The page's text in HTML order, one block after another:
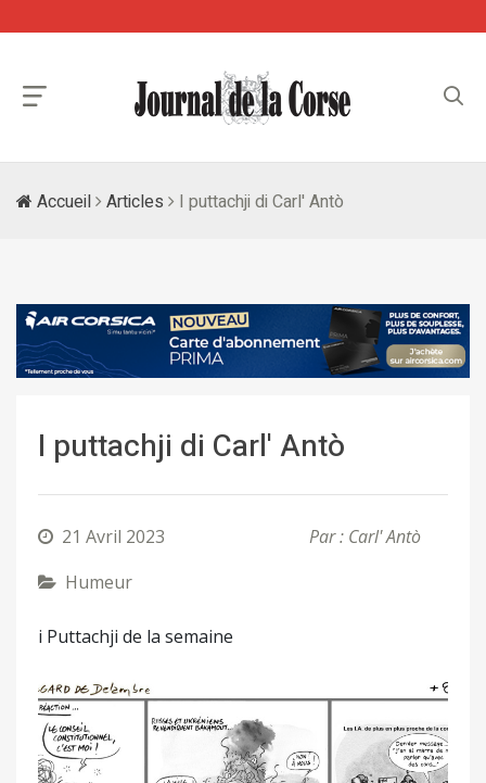
Accueil Articles I puttachji di Carl' Antò
I puttachji di Carl' Antò
21 Avril 2023
Par : Carl' Antò
Humeur
i Puttachji de la semaine